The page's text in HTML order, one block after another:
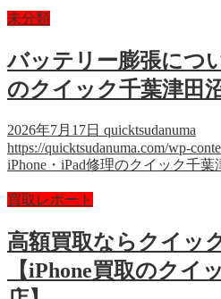
未分類
バッテリー膨張につ
のクイック千葉津田沼
2026年7月17日 quicktsudanuma
https://quicktsudanuma.com/wp-
iPhone・iPad修理のクイック千
買取レポート
高額買取ならクイッ
【iPhone買取のクイ